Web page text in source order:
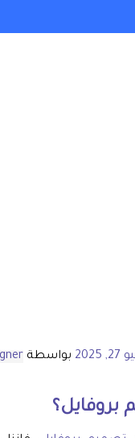
2025 بواسطة
بروفايل؟